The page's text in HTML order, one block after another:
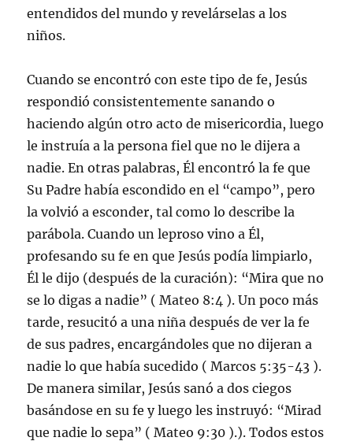
entendidos del mundo y revelárselas a los
niños.
Cuando se encontró con este tipo de fe, Jesús
respondió consistentemente sanando o
haciendo algún otro acto de misericordia, luego
le instruía a la persona fiel que no le dijera a
nadie. En otras palabras, Él encontró la fe que
Su Padre había escondido en el “campo”, pero
la volvió a esconder, tal como lo describe la
parábola. Cuando un leproso vino a Él,
profesando su fe en que Jesús podía limpiarlo,
Él le dijo (después de la curación): “Mira que no
se lo digas a nadie” ( Mateo 8:4 ). Un poco más
tarde, resucitó a una niña después de ver la fe
de sus padres, encargándoles que no dijeran a
nadie lo que había sucedido ( Marcos 5:35-43 ).
De manera similar, Jesús sanó a dos ciegos
basándose en su fe y luego les instruyó: “Mirad
que nadie lo sepa” ( Mateo 9:30 ).). Todos estos